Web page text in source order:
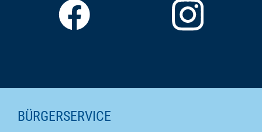
SEITENINHALTE
BÜRGERSERVICE